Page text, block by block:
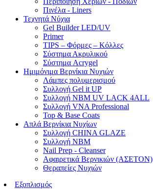
Πινέλα - Liners
Τεχνητά Νύχια
Gel Builder LED/UV
Primer
TIPS – Φόρμες – Κόλλες
Σύστημα Ακρυλικού
Σύστημα Acrygel
Ημιμόνιμα Βερνίκια Νυχιών
Λάμπες πολυμερισμού
Συλλογή Gel it UP
Συλλογή NBM UV LACK 4ALL
Συλλογή VNA Professional
Top & Base Coats
Απλά Βερνίκια Νυχίων
Συλλογή CHINA GLAZE
Συλλογή NBM
Nail Prep - Cleanser
Αφαιρετικά Βερνικιών (ΑΣΕΤΟΝ)
Θεραπείες Νυχιών
Εξοπλισμός